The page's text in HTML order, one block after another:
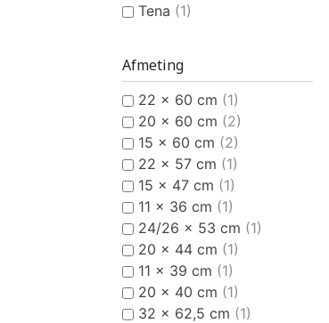
ZWEMKLEDING
ZWEMLUIER KINDEREN
HYGIËNE & VERZORGING
KINDEREN
Tena (1)
Afmeting
22 x 60 cm (1)
20 x 60 cm (2)
15 x 60 cm (2)
22 x 57 cm (1)
15 x 47 cm (1)
11 x 36 cm (1)
24/26 x 53 cm (1)
20 x 44 cm (1)
11 x 39 cm (1)
20 x 40 cm (1)
32 x 62,5 cm (1)